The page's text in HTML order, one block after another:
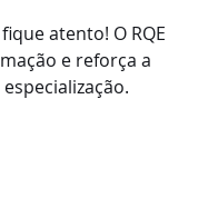
atento! O RQE
e reforça a